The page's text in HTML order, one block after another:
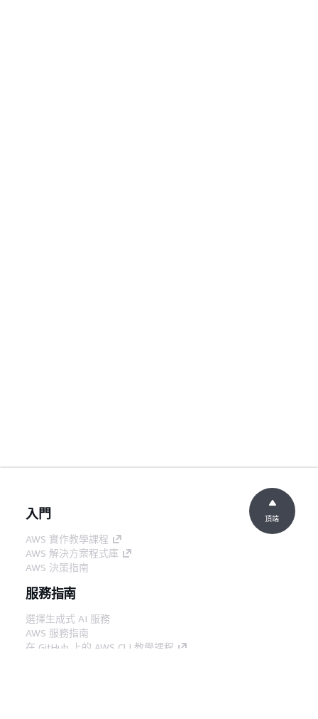
入門
AWS 實作教學課程
AWS 解決方案程式庫
AWS 決策指南
服務指南
選擇生成式 AI 服務
AWS 服務指南
在 GitHub 上的 AWS CLI 教學課程
頂端